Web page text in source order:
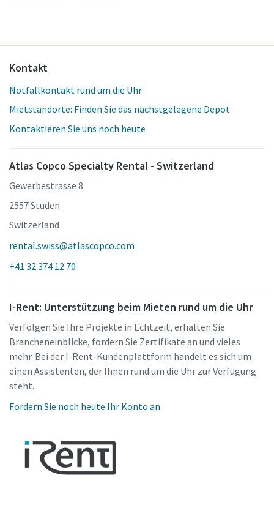
Kontakt
Notfallkontakt rund um die Uhr
Mietstandorte: Finden Sie das nächstgelegene Depot
Kontaktieren Sie uns noch heute
Atlas Copco Specialty Rental - Switzerland
Gewerbestrasse 8
2557 Studen
Switzerland
rental.swiss@atlascopco.com
+41 32 374 12 70
I-Rent: Unterstützung beim Mieten rund um die Uhr
Verfolgen Sie Ihre Projekte in Echtzeit, erhalten Sie
Brancheneinblicke, fordern Sie Zertifikate an und vieles
mehr. Bei der I-Rent-Kundenplattform handelt es sich um
einen Assistenten, der Ihnen rund um die Uhr zur Verfügung
steht.
Fordern Sie noch heute Ihr Konto an